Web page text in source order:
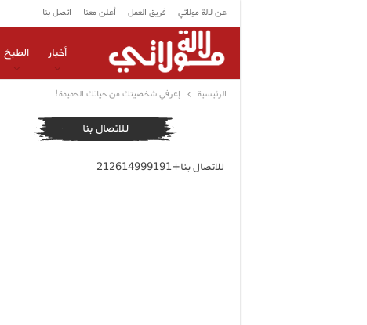
عن لالة مولاتي فريق العمل أعلن معنا اتصل بنا
أخبار الطبخ
الرئيسية إعرفي شخصيتك من حياتك الحميمة!
للاتصال بنا
للاتصال بنا+212614999191